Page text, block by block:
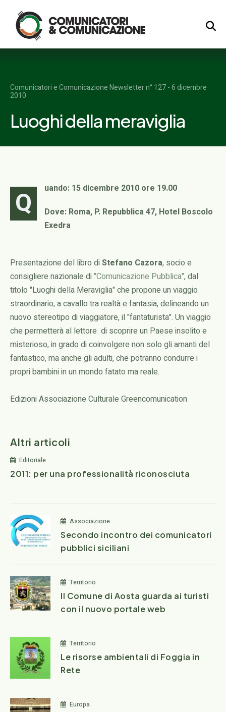
Logo
Comunicatori e Comunicazione Newsletter n° 127 - 6 dicembre
2010
Luoghi della meraviglia
Q
uando: 15 dicembre 2010 ore 19.00
Dove: Roma, P. Repubblica 47, Hotel Boscolo
Exedra
Presentazione del libro di Stefano Cazora, socio e
consigliere nazionale di "Comunicazione Pubblica", dal
titolo "Luoghi della Meraviglia" che propone un viaggio
straordinario, a cavallo tra realtà e fantasia, delineando un
nuovo stereotipo di viaggiatore, il "fantaturista". Un viaggio
che permetterà al lettore di scoprire un Paese insolito e
misterioso, in grado di coinvolgere non solo gli amanti del
fantastico, ma anche gli adulti, che potranno condurre i
propri bambini in un mondo fatato ma reale.
Edizioni Associazione Culturale Greencomunication
Altri articoli
Editoriale
2011: per una professionalità riconosciuta
Associazione
Secondo incontro dei comunicatori
pubblici siciliani
Territorio
Il Comune di Aosta guarda ai turisti
con il nuovo portale web
Territorio
Le risorse ambientali di Foggia in
Rete
Europa